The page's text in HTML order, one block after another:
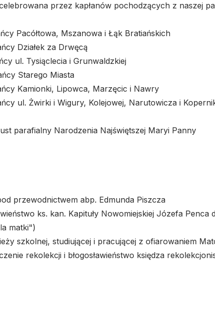
przez kapłanów pochodzących z naszej
Pacółtowa, Mszanowa i Łąk Bratiańskich
Działek za Drwęcą
ul. Tysiąclecia i Grunwaldzkiej
Starego Miasta
Kamionki, Lipowca, Marzęcic i Nawry
ul. Żwirki i Wigury, Kolejowej, Narutowicza i
parafialny Narodzenia Najświętszej Maryi Panny
przewodnictwem abp. Edmunda Piszcza
ks. kan. Kapituły Nowomiejskiej Józefa Penca
matki")
szkolnej, studiującej i pracującej z ofiarowaniem
rekolekcji i błogosławieństwo księdza